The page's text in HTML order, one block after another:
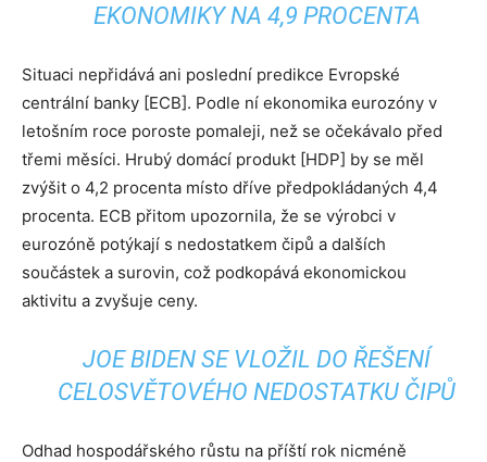
EKONOMIKY NA 4,9 PROCENTA
Situaci nepřidává ani poslední predikce Evropské
centrální banky [ECB]. Podle ní ekonomika eurozóny v
letošním roce poroste pomaleji, než se očekávalo před
třemi měsíci. Hrubý domácí produkt [HDP] by se měl
zvýšit o 4,2 procenta místo dříve předpokládaných 4,4
procenta. ECB přitom upozornila, že se výrobci v
eurozóně potýkají s nedostatkem čipů a dalších
součástek a surovin, což podkopává ekonomickou
aktivitu a zvyšuje ceny.
JOE BIDEN SE VLOŽIL DO ŘEŠENÍ
CELOSVĚTOVÉHO NEDOSTATKU ČIPŮ
Odhad hospodářského růstu na příští rok nicméně